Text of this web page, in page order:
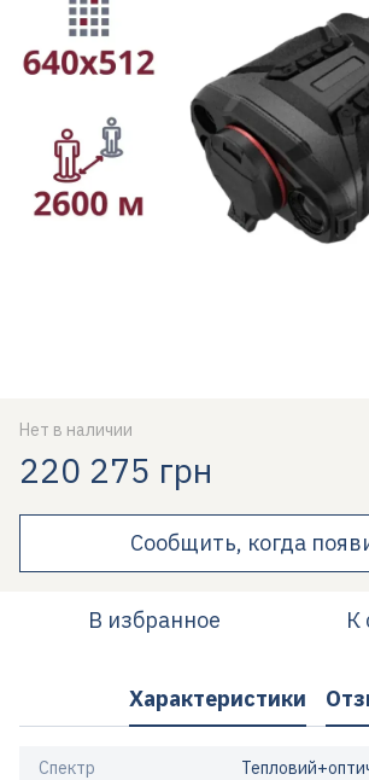
Нет в наличии
220 275 грн
Сообщить, когда
В избранное К
Характеристики
Спектр